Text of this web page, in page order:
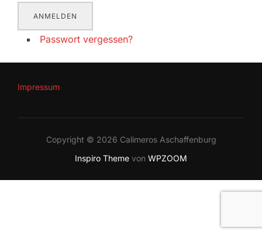
ANMELDEN
Passwort vergessen?
Impressum
Copyright © 2026 Calimeros Aschaffenburg
Inspiro Theme von WPZOOM